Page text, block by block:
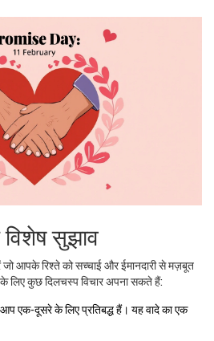
सुझाव
आपके रिश्ते को सच्चाई और ईमानदारी से मज़बूत
लिए कुछ दिलचस्प विचार अपना सकते हैं:
एक-दूसरे के लिए प्रतिबद्ध हैं। यह वादे का एक